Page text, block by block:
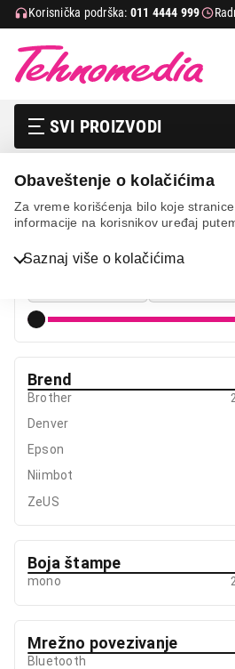
Obaveštenje o kolačićima
Za vreme korišćenja bilo koje
informacije na korisnikov uređaj
Saznaj više o kolačićima
Korisnička podrška: 011 4444 999
SVI PROIZVODI
TV, audio, video i foto
IT & Gaming
Mobilni telefoni i tableti
Mali kućni aparati
Grejanje i hlađenje
Nega tela, lepota i zdravlje
Sport i putovanje
Vesa
It & gaming Štampači
Cena od Cena do
Brend
Brother
Denver
Epson
Niimbot
ZeUS
Boja štampe
mono
Mrežno povezivanje
Bluetooth